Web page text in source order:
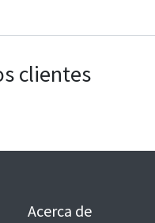
clientes
Acerca de